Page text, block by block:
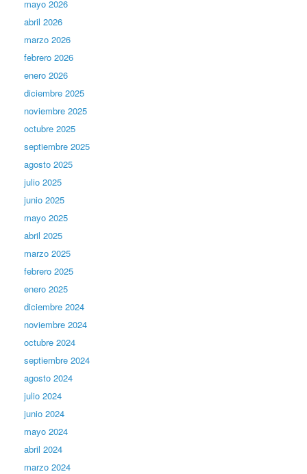
mayo 2026
abril 2026
marzo 2026
febrero 2026
enero 2026
diciembre 2025
noviembre 2025
octubre 2025
septiembre 2025
agosto 2025
julio 2025
junio 2025
mayo 2025
abril 2025
marzo 2025
febrero 2025
enero 2025
diciembre 2024
noviembre 2024
octubre 2024
septiembre 2024
agosto 2024
julio 2024
junio 2024
mayo 2024
abril 2024
marzo 2024